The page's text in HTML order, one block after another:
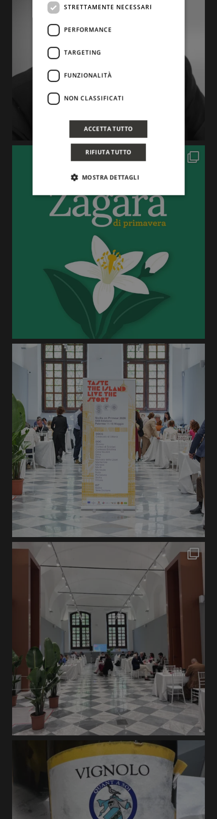
STRETTAMENTE NECESSARI
PERFORMANCE
TARGETING
FUNZIONALITÀ
NON CLASSIFICATI
ACCETTA TUTTO
RIFIUTA TUTTO
MOSTRA DETTAGLI